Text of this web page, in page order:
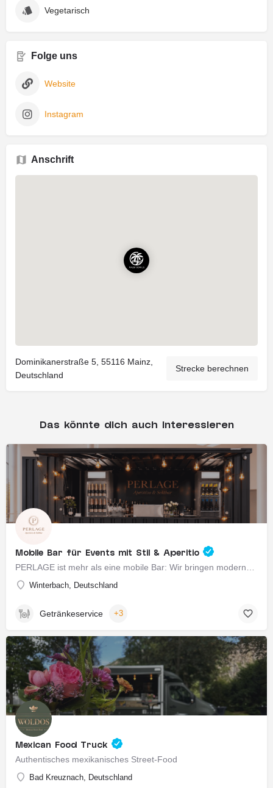
Vegetarisch
Folge uns
Website
Instagram
Anschrift
Dominikanerstraße 5, 55116 Mainz,
Deutschland
Strecke berechnen
Das könnte dich auch interessieren
Mobile Bar für Events mit Stil & Aperitio
Winterbach, Deutschland
Getränkeservice +3
Mexican Food Truck
Authentisches mexikanisches Street-Food
Bad Kreuznach, Deutschland